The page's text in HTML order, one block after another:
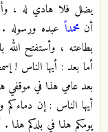
يضلل فلا هادي له ،
أن محمداً عبده ورسوله .
بطاعته ، وأستفتح
أما بعد : أيها الناس !
بعد عامي هذا في موقفي
أيها الناس : إن دماءكم
يومكم هذا في بلدكم